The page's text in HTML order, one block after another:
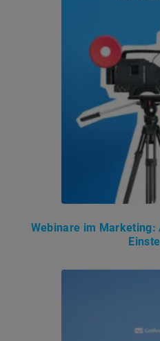
Webinare im